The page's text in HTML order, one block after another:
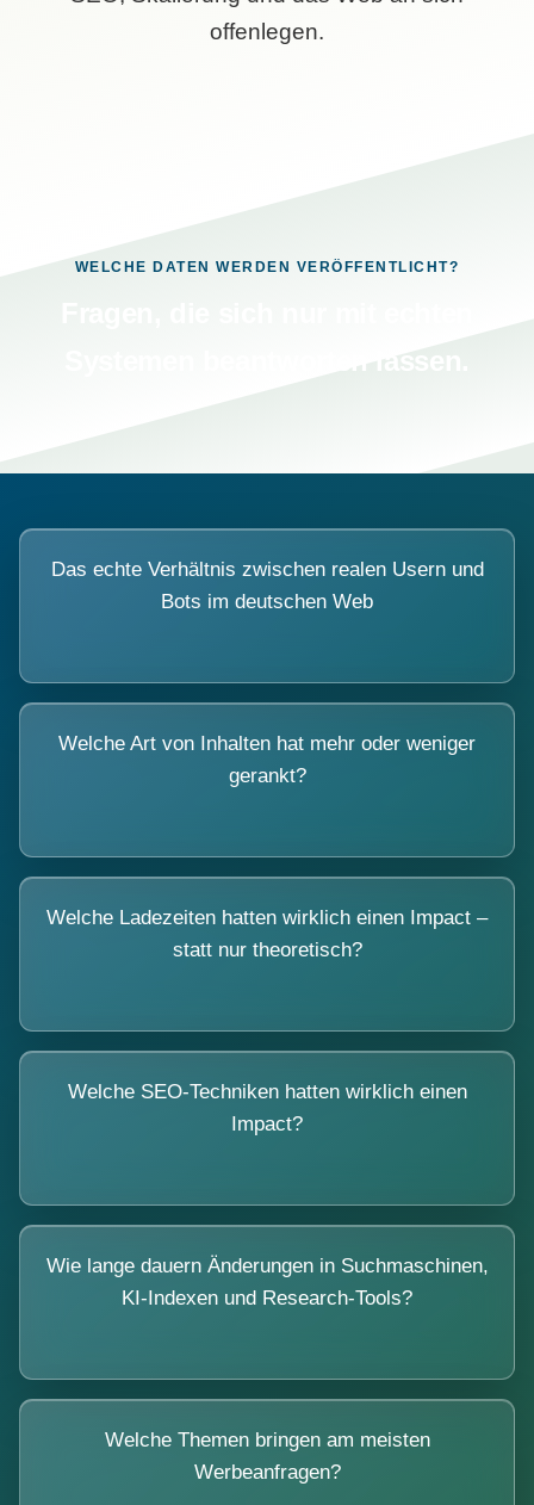
offenlegen.
WELCHE DATEN WERDEN VERÖFFENTLICHT?
Das echte Verhältnis zwischen realen Usern und
Bots im deutschen Web
Welche Art von Inhalten hat mehr oder weniger
gerankt?
Welche Ladezeiten hatten wirklich einen Impact –
statt nur theoretisch?
Welche SEO-Techniken hatten wirklich einen
Impact?
Wie lange dauern Änderungen in Suchmaschinen,
KI-Indexen und Research-Tools?
Welche Themen bringen am meisten
Werbeanfragen?